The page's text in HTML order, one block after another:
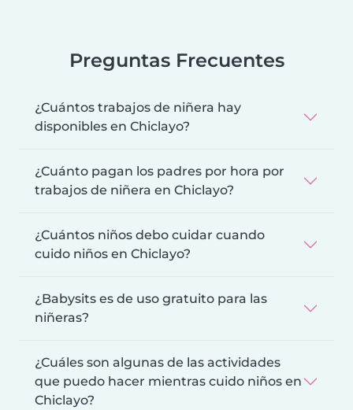
Preguntas Frecuentes
¿Cuántos trabajos de niñera hay
disponibles en Chiclayo?
¿Cuánto pagan los padres por hora por
trabajos de niñera en Chiclayo?
¿Cuántos niños debo cuidar cuando
cuido niños en Chiclayo?
¿Babysits es de uso gratuito para las
niñeras?
¿Cuáles son algunas de las actividades
que puedo hacer mientras cuido niños en
Chiclayo?